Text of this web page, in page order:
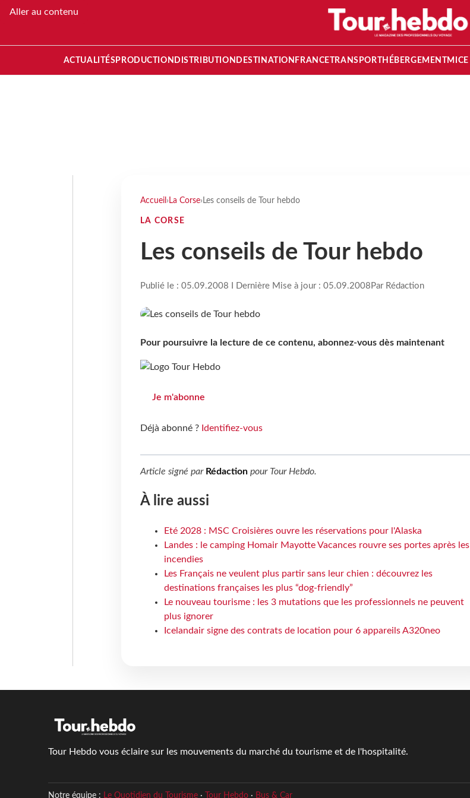
Aller au contenu
ACTUALITÉS PRODUCTION DISTRIBUTION DESTINATION FRANCETRANSPORT HÉBERGEMENTMICE
Accueil › La Corse› Les conseils de Tour hebdo
LA CORSE
Les conseils de Tour hebdo
Publié le : 05.09.2008 I Dernière Mise à jour : 05.09.2008 Par Rédaction
Pour poursuivre la lecture de ce contenu, abonnez-vous dès maintenant
Je m'abonne
Déjà abonné ? Identifiez-vous
Article signé par Rédactionpour Tour Hebdo.
À lire aussi
Eté 2028 : MSC Croisières ouvre les réservations pour l'Alaska
Landes : le camping Homair Mayotte Vacances rouvre ses portes après les
incendies
Les Français ne veulent plus partir sans leur chien : découvrez les
destinations françaises les plus “dog-friendly”
Le nouveau tourisme : les 3 mutations que les professionnels ne peuvent
plus ignorer
Icelandair signe des contrats de location pour 6 appareils A320neo
Tour Hebdo vous éclaire sur les mouvements du marché du tourisme et de l'hospitalité.
Notre équipe : Le Quotidien du Tourisme· Tour Hebdo· Bus & Car